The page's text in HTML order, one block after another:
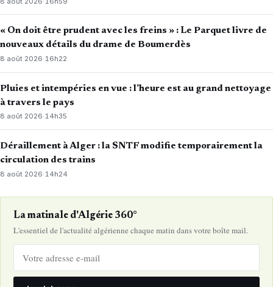
« On doit être prudent avec les freins » : Le Parquet livre de
nouveaux détails du drame de Boumerdès
8 août 2026·16h22
Pluies et intempéries en vue : l’heure est au grand nettoyage
à travers le pays
8 août 2026·14h35
Déraillement à Alger : la SNTF modifie temporairement la
circulation des trains
8 août 2026· 14h24
La matinale d'Algérie 360°
L'essentiel de l'actualité algérienne chaque matin dans votre boîte mail.